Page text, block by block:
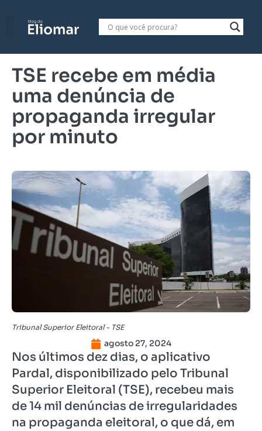
TSE recebe em média
uma denúncia de
propaganda irregular
por minuto
Tribunal Superior Eleitoral - TSE
agosto 27, 2024
Nos últimos dez dias, o aplicativo
Pardal, disponibilizado pelo Tribunal
Superior Eleitoral (TSE), recebeu mais
de 14 mil denúncias de irregularidades
na propaganda eleitoral, o que dá, em